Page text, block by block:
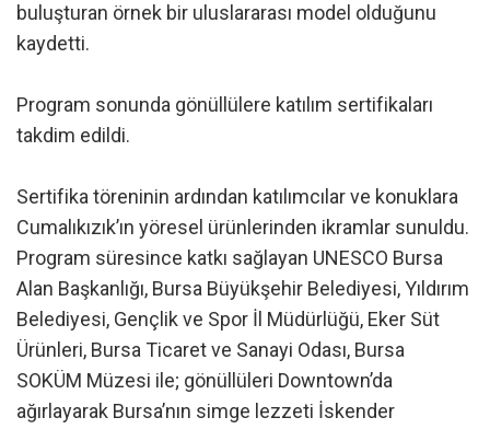
buluşturan örnek bir uluslararası model olduğunu
kaydetti.
Program sonunda gönüllülere katılım sertifikaları
takdim edildi.
Sertifika töreninin ardından katılımcılar ve konuklara
Cumalıkızık’ın yöresel ürünlerinden ikramlar sunuldu.
Program süresince katkı sağlayan UNESCO Bursa
Alan Başkanlığı, Bursa Büyükşehir Belediyesi, Yıldırım
Belediyesi, Gençlik ve Spor İl Müdürlüğü, Eker Süt
Ürünleri, Bursa Ticaret ve Sanayi Odası, Bursa
SOKÜM Müzesi ile; gönüllüleri Downtown’da
ağırlayarak Bursa’nın simge lezzeti İskender